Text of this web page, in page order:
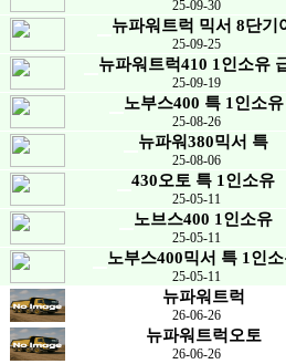
25-09-30
뉴파워트럭 믹서 8단기
25-09-25
뉴파워트럭410 1인소유
25-09-19
노부스400 특 1인소유
25-08-26
뉴파워380믹서 특
25-08-06
430오토 특 1인소유
25-05-11
노브스400 1인소유
25-05-11
노부스400믹서 특 1인
25-05-11
뉴파워트럭
26-06-26
뉴파워트럭오토
26-06-26